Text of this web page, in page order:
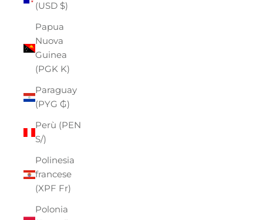
(USD $)
Papua
Nuova
Guinea
(PGK K)
Paraguay
(PYG ₲)
Perù (PEN
S/)
Polinesia
francese
(XPF Fr)
Polonia